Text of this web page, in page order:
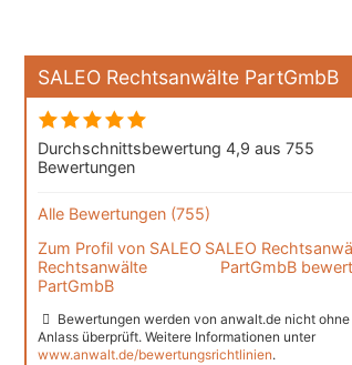
SALEO Rechtsanwälte PartGmbB
Durchschnittsbewertung 4,9 aus 755
Bewertungen
Alle Bewertungen (755)
Zum Profil von SALEO
Rechtsanwälte
PartGmbB
SALEO
PartGmbB
Bewertungen werden von anwalt.de nicht ohne
Anlass überprüft. Weitere Informationen unter
www.anwalt.de/bewertungsrichtlinien.